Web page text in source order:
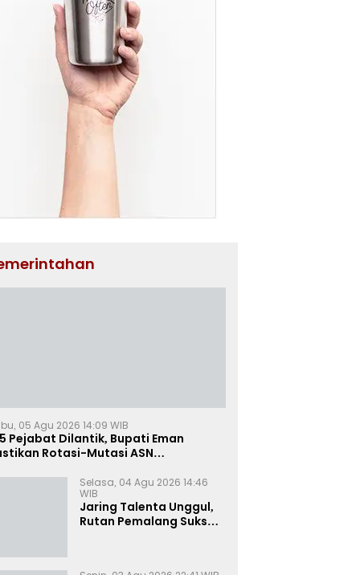
05 Agu 2026 14:09 WIB
Pejabat Dilantik, Bupati Eman
Rotasi-Mutasi ASN
Selasa, 04 Agu 2026 14:46
WIB
Jaring Talenta Unggul,
Rutan Pemalang Sukses